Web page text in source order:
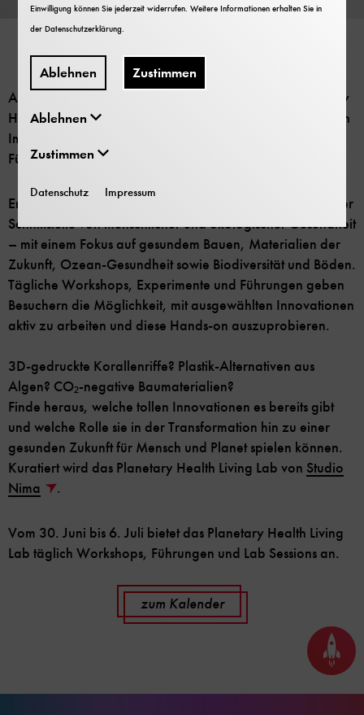
Am 29. Juni 2026 laden wir ein, in die Welt der Planetary
Health Lösungen einzutauchen mit Diskussionen, kreativen
Impulsen, Networking sowie einer exklusiven ersten
Führung durch das Planetary Health Living Lab.
Entdecke einige der neuesten innovativen Lösungen an der
Schnittstelle von menschlicher und ökologischer Gesundheit
– mit einem Fokus auf gesundem Bauen, Materialien der
Zukunft, Ozean-Gesundheit sowie Biodiversität und Böden.
Tägliche Workshops, Experimente und Führungen geben
Besuchern die Möglichkeit, mit ausgewählten Innovationen
aktiv zu arbeiten und diese Hands-on auszuprobieren.
3D-gedruckte Korallenriffe? Plastik-Alternativen aus
Algen? CO₂-negative Baumaterialien?
Finde heraus, welche tollen Innovationen es bereits gibt
und welche Rolle sie in der Transformation hin zu einer
gesunden Zukunft für Mensch und Planet spielen können.
Kuratiert wird das Planetary Health Living Lab von Studio
Nima
.
Vom 30. Juni bis 6. Juli bietet das Planetary Health Living
Lab täglich Workshops, Führungen und Lab Sessions an.
zum Kalender
Seite
nach
oben
Einwilligung können Sie jederzeit widerrufen. Weitere Informationen erhalten Sie in
derDatenschutzerklärung.
Ablehnen Zustimmen
Ablehnen
Zustimmen
Datenschutz Impressum